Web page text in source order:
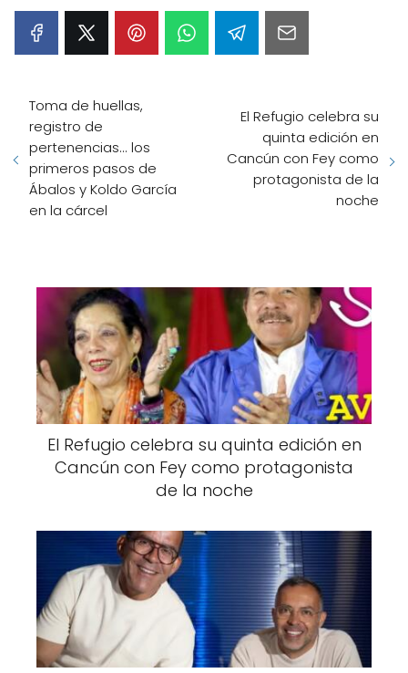
Toma de huellas,
registro de
pertenencias... los
primeros pasos de
Ábalos y Koldo García
en la cárcel
El Refugio celebra su
quinta edición en
Cancún con Fey como
protagonista de la
noche
El Refugio celebra su quinta edición en
Cancún con Fey como protagonista
de la noche